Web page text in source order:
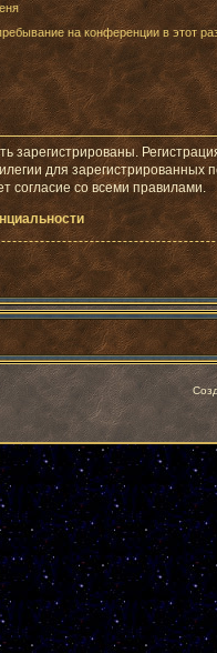
на конференции в этот
для
согласие со всеми правилами.